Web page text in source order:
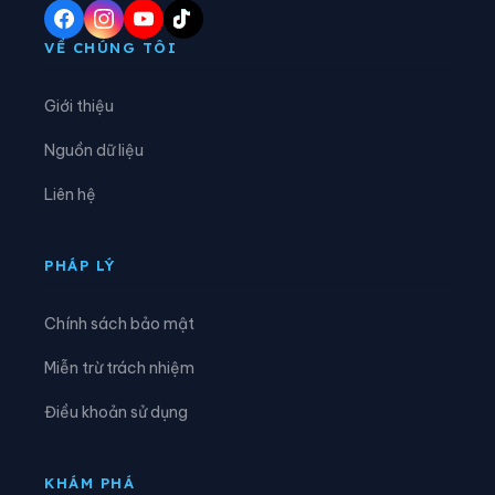
Xã Châu Thành
Xã Hưng Thạnh
Xã Lương Hòa Lạc
VỀ CHÚNG TÔI
Giới thiệu
Nguồn dữ liệu
Liên hệ
PHÁP LÝ
Chính sách bảo mật
Miễn trừ trách nhiệm
Điều khoản sử dụng
KHÁM PHÁ